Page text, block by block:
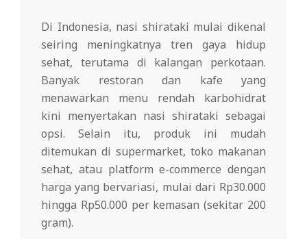
Di Indonesia, nasi shirataki mulai dikenal
seiring meningkatnya tren gaya hidup
sehat, terutama di kalangan perkotaan.
Banyak restoran dan kafe yang
menawarkan menu rendah karbohidrat
kini menyertakan nasi shirataki sebagai
opsi. Selain itu, produk ini mudah
ditemukan di supermarket, toko makanan
sehat, atau platform e-commerce dengan
harga yang bervariasi, mulai dari Rp30.000
hingga Rp50.000 per kemasan (sekitar 200
gram).